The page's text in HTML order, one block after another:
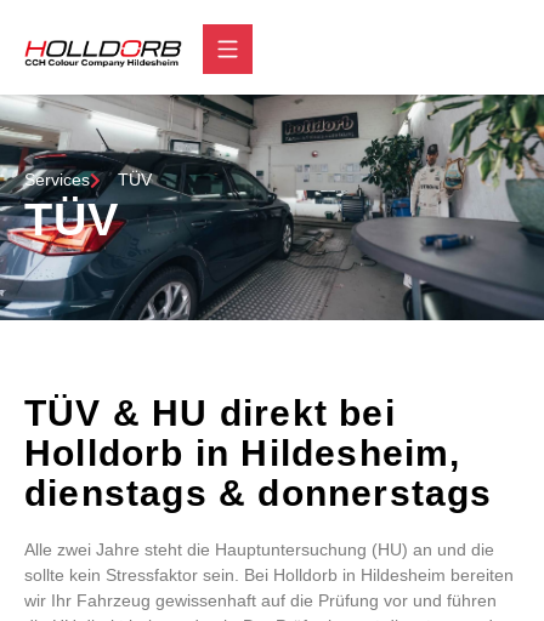
Services TÜV
TÜV
TÜV & HU direkt bei
Holldorb in Hildesheim,
dienstags & donnerstags
Alle zwei Jahre steht die Hauptuntersuchung (HU) an und die
sollte kein Stressfaktor sein. Bei Holldorb in Hildesheim bereiten
wir Ihr Fahrzeug gewissenhaft auf die Prüfung vor und führen